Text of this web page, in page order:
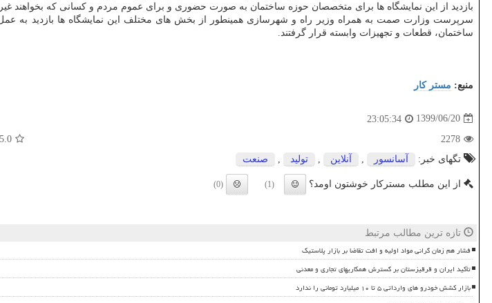
بازدید از این نمایشگاه ها برای متخصصان حوزه ساختمان به صورت حضوری و برای عموم مردم و کسانی که بخواهند
سرپرست وزارت صمت به همراه وزیر راه و شهرسازی همینطور از بخش های مختلف این نمایشگاه ها بازدید به
ساختمان، قطعات و تجهیزات وابسته قرار گرفتند.
منبع: مستر كار
1399/06/20
23:05:34
2278
5.0
تگهای خبر:
آسانسور آنلاین تولید صنعت
از این مطلب مسترکار خوشتون اومد؟ (1)
(0)
تازه ترین مطالب مرتبط
فشار هم زمان گرانی مواد اولیه و افت تقاضا بر بازار پلاستیک
تأکید ایران و قرقیزستان بر گسترش همکاریهای تجاری و معدنی
بازار کشش خودرو های وارداتی ۵ تا ۱۰ میلیارد تومانی را ندارد